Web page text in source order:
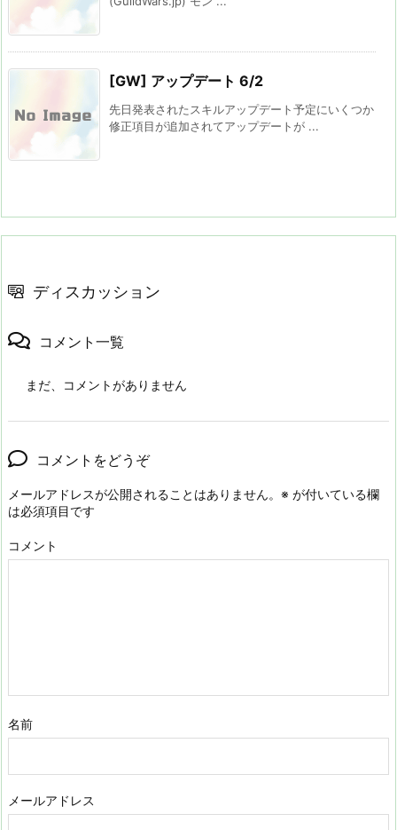
[GW] アップデート 6/2
先日発表されたスキルアップデート予定にいくつか
修正項目が追加されてアップデートが ...
ディスカッション
コメント一覧
まだ、コメントがありません
コメントをどうぞ
メールアドレスが公開されることはありません。 ※ が付いている欄
は必須項目です
コメント
名前
メールアドレス